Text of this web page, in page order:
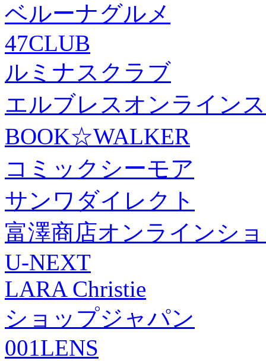
ベルーナグルメ
47CLUB
ルミナスクラブ
エルブレスオンライン
BOOK☆WALKER
コミックシーモア
サンワダイレクト
富澤商店オンラインシ
U-NEXT
LARA Christie
ショップジャパン
001LENS